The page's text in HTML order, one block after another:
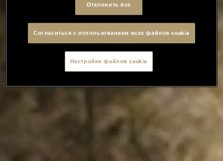
Отклонить все
Согласиться с использованием всех файлов cookie
Настройки файлов cookie